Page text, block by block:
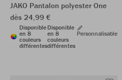
JAKO Pantalon polyester One
dès 24,99 €
Disponible
en 8
couleurs
différentes
Disponible
en 8
couleurs
différentes
Personnalisable